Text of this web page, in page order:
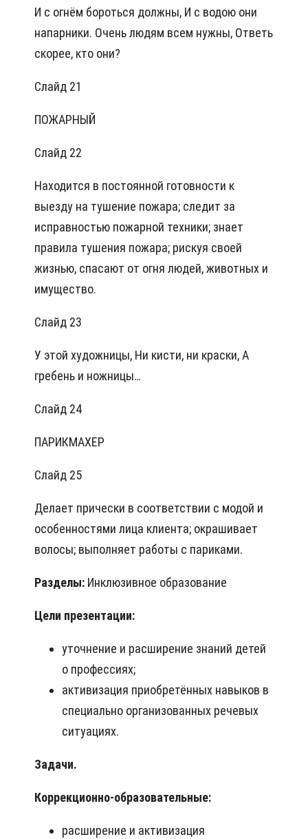
И с огнём бороться должны, И с водою они
напарники. Очень людям всем нужны, Ответь
скорее, кто они?
Слайд 21
ПОЖАРНЫЙ
Слайд 22
Находится в постоянной готовности к
выезду на тушение пожара; следит за
исправностью пожарной техники; знает
правила тушения пожара; рискуя своей
жизнью, спасают от огня людей, животных и
имущество.
Слайд 23
У этой художницы, Ни кисти, ни краски, А
гребень и ножницы…
Слайд 24
ПАРИКМАХЕР
Слайд 25
Делает прически в соответствии с модой и
особенностями лица клиента; окрашивает
волосы; выполняет работы с париками.
Разделы: Инклюзивное образование
Цели презентации:
уточнение и расширение знаний детей
о профессиях;
активизация приобретённых навыков в
специально организованных речевых
ситуациях.
Задачи.
Коррекционно-образовательные:
расширение и активизация